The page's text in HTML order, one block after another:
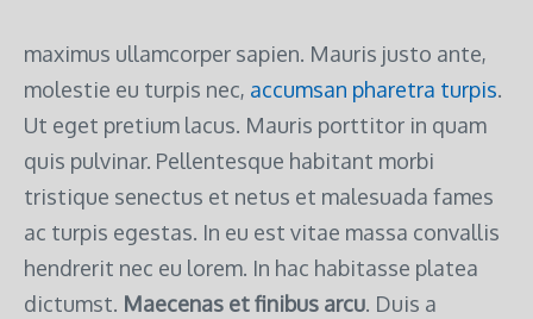
maximus ullamcorper sapien. Mauris justo ante,
molestie eu turpis nec, accumsan pharetra turpis.
Ut eget pretium lacus. Mauris porttitor in quam
quis pulvinar. Pellentesque habitant morbi
tristique senectus et netus et malesuada fames
ac turpis egestas. In eu est vitae massa convallis
hendrerit nec eu lorem. In hac habitasse platea
dictumst. Maecenas et finibus arcu. Duis a